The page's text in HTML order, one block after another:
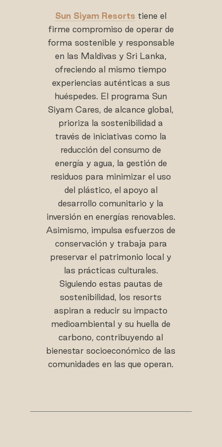
Sun Siyam Resorts tiene el
firme compromiso de operar de
forma sostenible y responsable
en las Maldivas y Sri Lanka,
ofreciendo al mismo tiempo
experiencias auténticas a sus
huéspedes. El programa Sun
Siyam Cares, de alcance global,
prioriza la sostenibilidad a
través de iniciativas como la
reducción del consumo de
energía y agua, la gestión de
residuos para minimizar el uso
del plástico, el apoyo al
desarrollo comunitario y la
inversión en energías renovables.
Asimismo, impulsa esfuerzos de
conservación y trabaja para
preservar el patrimonio local y
las prácticas culturales.
Siguiendo estas pautas de
sostenibilidad, los resorts
aspiran a reducir su impacto
medioambiental y su huella de
carbono, contribuyendo al
bienestar socioeconómico de las
comunidades en las que operan.